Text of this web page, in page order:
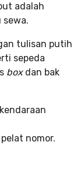
adalah
sewa.
tulisan putih
sepeda
box dan bak
nomor.